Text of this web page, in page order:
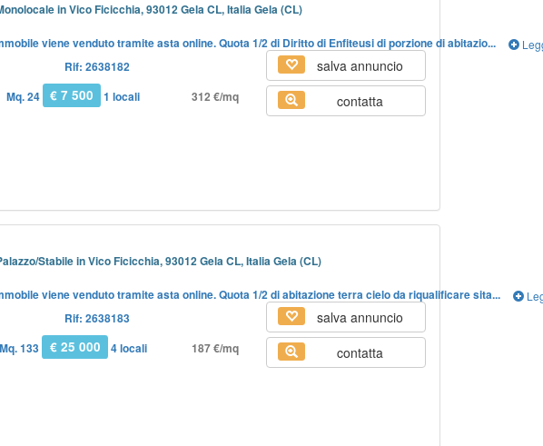
in Vico Ficicchia, 93012 Gela CL, Italia Gela (CL)
viene venduto tramite asta online. Quota 1/2 di Diritto di Enfiteusi di porzione di abitazio...
Rif: 2638182
Mq. 24
€ 7 500 1 locali 312 €/mq
salva annuncio
contatta
Stabile in Vico Ficicchia, 93012 Gela CL, Italia Gela (CL)
viene venduto tramite asta online. Quota 1/2 di abitazione terra cielo da riqualificare sita...
Rif: 2638183
Mq. 133
€ 25 000 4 locali 187 €/mq
salva annuncio
contatta